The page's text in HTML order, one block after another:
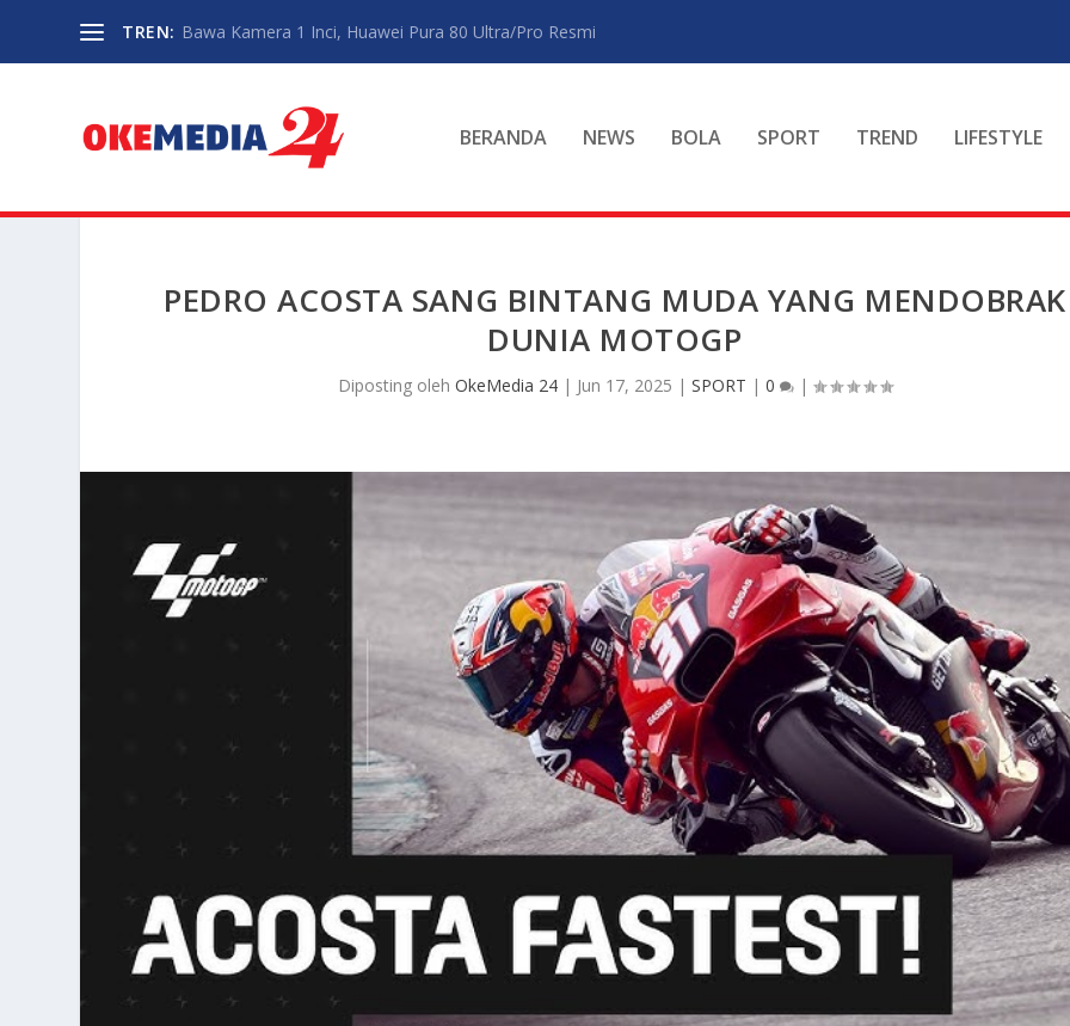
TREN: Bawa Kamera 1 Inci, Huawei Pura 80 Ultra/Pro Resmi
BERANDA NEWS BOLA SPORT TREND LIFESTYLE
PEDRO ACOSTA SANG BINTANG MUDA YANG MENDOBRAK
DUNIA MOTOGP
Diposting oleh OkeMedia 24| Jun 17, 2025 | SPORT | 0 |